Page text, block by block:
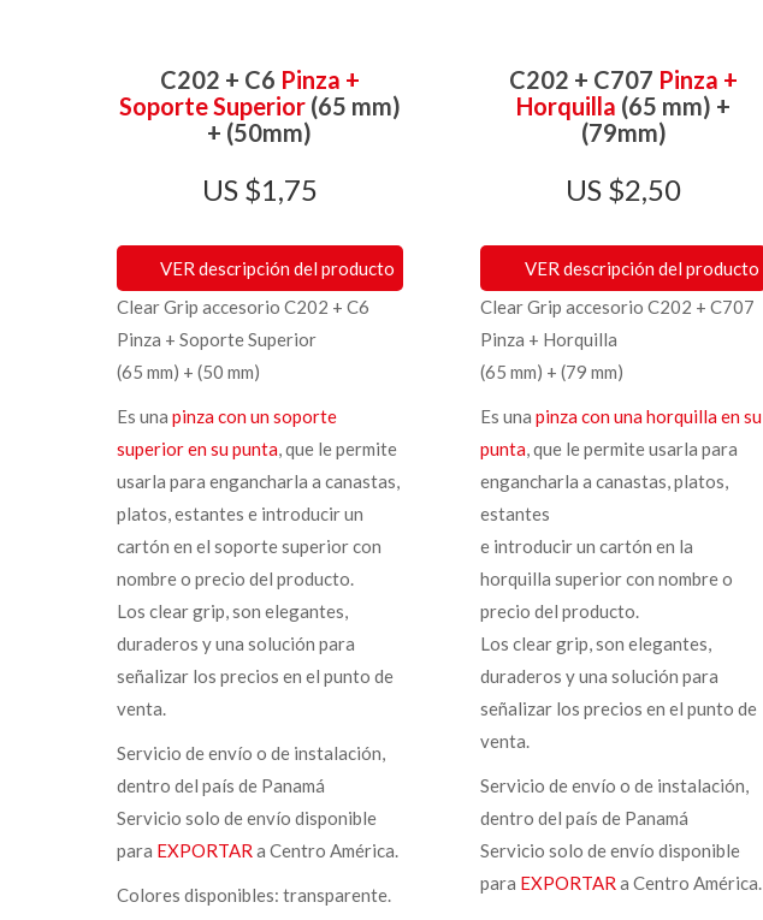
C202 + C6 Pinza +
Soporte Superior(65 mm)
+ (50mm)
$1,75
VER descripción del producto
Clear Grip accesorio C202 + C6
Pinza + Soporte Superior
(65 mm) + (50 mm)
Es una pinza con un soporte
superior en su punta , que le permite
usarla para engancharla a canastas,
platos, estantes e introducir un
cartón en el soporte superior con
nombre o precio del producto.
Los clear grip, son elegantes,
duraderos y una solución para
señalizar los precios en el punto de
venta.
Servicio de envío o de instalación,
dentro del país de Panamá
Servicio solo de envío disponible
para EXPORTAR a Centro América.
Colores disponibles: transparente.
C202 + C707 Pinza +
Horquilla (65 mm) +
(79mm)
$2,50
VER descripción del producto
Clear Grip accesorio C202 + C707
Pinza + Horquilla
(65 mm) + (79 mm)
Es unapinza con una horquilla en su
punta , que le permite usarla para
engancharla a canastas, platos,
estantes
e introducir un cartón en la
horquilla superior con nombre o
precio del producto.
Los clear grip, son elegantes,
duraderos y una solución para
señalizar los precios en el punto de
venta.
Servicio de envío o de instalación,
dentro del país de Panamá
Servicio solo de envío disponible
para EXPORTAR a Centro América.